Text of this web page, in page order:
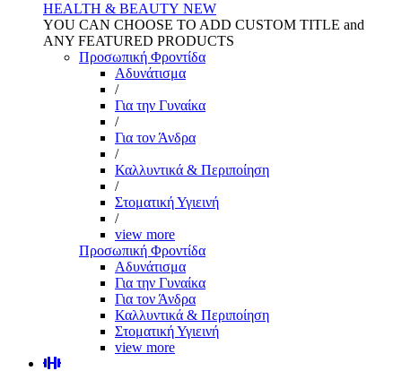
HEALTH & BEAUTY NEW
YOU CAN CHOOSE TO ADD CUSTOM TITLE and
ANY FEATURED PRODUCTS
Προσωπική Φροντίδα
Αδυνάτισμα
/
Για την Γυναίκα
/
Για τον Άνδρα
/
Καλλυντικά & Περιποίηση
/
Στοματική Υγιεινή
/
view more
Προσωπική Φροντίδα
Αδυνάτισμα
Για την Γυναίκα
Για τον Άνδρα
Καλλυντικά & Περιποίηση
Στοματική Υγιεινή
view more